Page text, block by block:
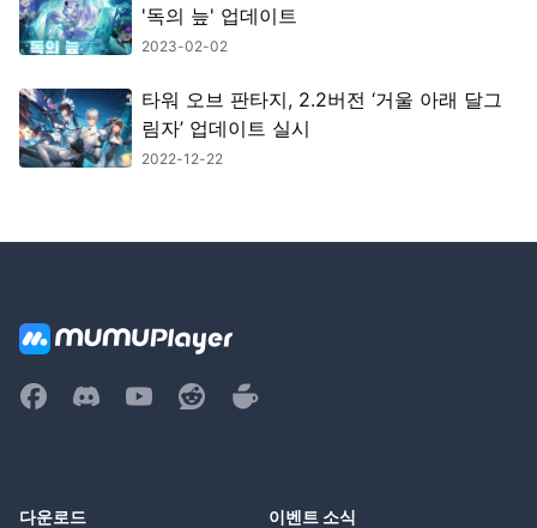
'독의 늪' 업데이트
2023-02-02
타워 오브 판타지, 2.2버전 ‘거울 아래 달그
림자’ 업데이트 실시
2022-12-22
다운로드 이벤트 소식